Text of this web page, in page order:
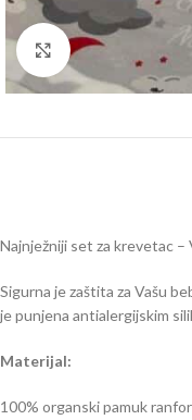
Click to enlarge
Najnježniji set za krevetac
Sigurna je zaštita za Vašu
je punjena antialergijskim
Materijal:
100% organski pamuk